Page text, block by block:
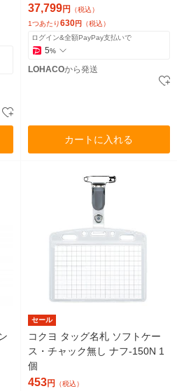
37,799円
（税込）
1つあたり630円 （税込）
ログイン&全額PayPay支払いで
5%
LOHACOから発送
カートに入れる
セール
コクヨ タッグ名札 ソフトケー
ス・チャック無し ナフ-150N 1
個
453円 （税込）